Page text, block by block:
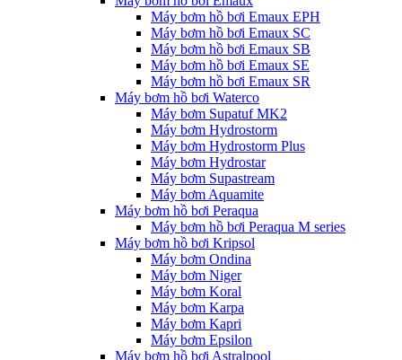
Máy bơm hồ bơi Emaux EPH
Máy bơm hồ bơi Emaux SC
Máy bơm hồ bơi Emaux SB
Máy bơm hồ bơi Emaux SE
Máy bơm hồ bơi Emaux SR
Máy bơm hồ bơi Waterco
Máy bơm Supatuf MK2
Máy bơm Hydrostorm
Máy bơm Hydrostorm Plus
Máy bơm Hydrostar
Máy bơm Supastream
Máy bơm Aquamite
Máy bơm hồ bơi Peraqua
Máy bơm hồ bơi Peraqua M series
Máy bơm hồ bơi Kripsol
Máy bơm Ondina
Máy bơm Niger
Máy bơm Koral
Máy bơm Karpa
Máy bơm Kapri
Máy bơm Epsilon
Máy bơm hồ bơi Astralpool